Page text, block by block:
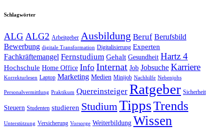
Schlagwörter
ALG ALG2 Arbeitgeber Ausbildung Beruf Berufsbild
Bewerbung digitale Transformation Digitalisierung Experten
Fachkräftemangel Fernstudium Gehalt Gesundheit Hartz 4
Hochschule Home Office Info Internat Job Jobsuche Karriere
Korrekturlesen Laptop Marketing Medien Minijob Nachhilfe Nebenjobs
Personalvermittlung Praktikum Quereinsteiger Ratgeber Sicherheit
Steuern Studenten studieren StudiumTippsTrends
Unterstützung Versicherung Vorsorge Weiterbildung Wissen